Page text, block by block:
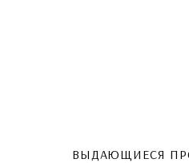
ВЫДАЮЩИЕСЯ